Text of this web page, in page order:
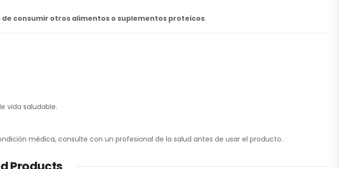
de consumir otros alimentos o suplementos proteicos.
vida saludable.
médica, consulte con un profesional de la salud antes de usar el producto.